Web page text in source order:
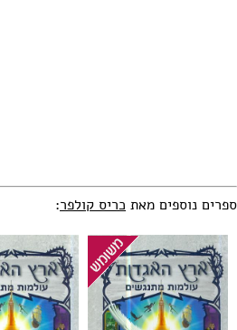
ספרים נוספים מאת כריס קולפר: